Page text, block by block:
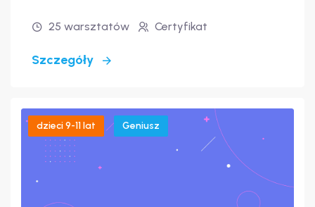
25 warsztatów Certyfikat
Szczegóły
dzieci 9-11 lat Geniusz